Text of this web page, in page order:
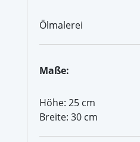
Ölmalerei
Maße:
Höhe: 25 cm
Breite: 30 cm